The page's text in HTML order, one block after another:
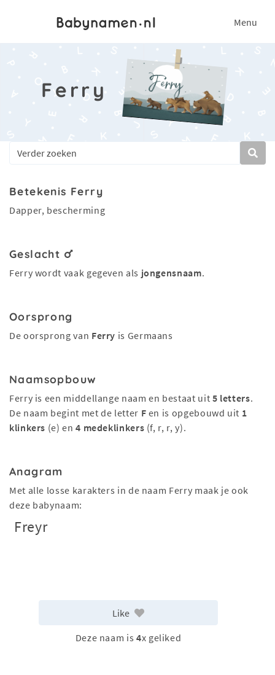
Menu
Ferry
Betekenis Ferry
Dapper, bescherming
Geslacht
Ferry wordt vaak gegeven als jongensnaam.
Oorsprong
De oorsprong van Ferry is Germaans
Naamsopbouw
Ferry is een middellange naam en bestaat uit 5 letters.
De naam begint met de letter F en is opgebouwd uit 1
klinkers (e) en4 medeklinkers (f, r, r, y).
Anagram
Met alle losse karakters in de naam Ferry maak je ook
deze babynaam:
Freyr
Like
Deze naam is 4x geliked